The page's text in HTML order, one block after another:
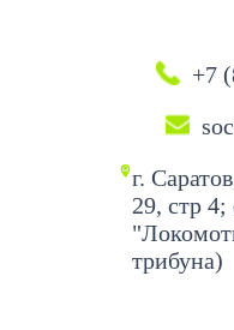
+7
г.
29, стр 4;
трибуна)